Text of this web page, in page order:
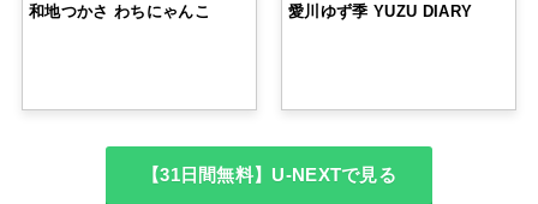
和地つかさ わちにゃんこ 愛川ゆず季 YUZU DIARY
【31日間無料】U-NEXTで見る